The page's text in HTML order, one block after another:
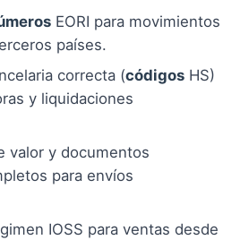
EORI para movimientos
países.
correcta (códigos HS)
y liquidaciones
valor y documentos
para envíos
IOSS para ventas desde